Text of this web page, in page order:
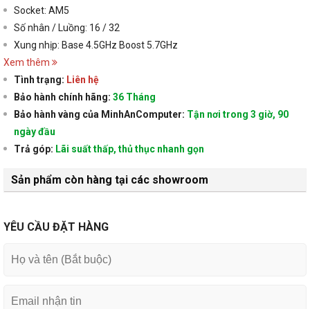
Socket: AM5
Số nhân / Luồng: 16 / 32
Xung nhịp: Base 4.5GHz Boost 5.7GHz
Xem thêm
Tình trạng: Liên hệ
Bảo hành chính hãng: 36 Tháng
Bảo hành vàng của MinhAnComputer: Tận nơi trong 3 giờ, 90
ngày đầu
Trả góp: Lãi suất thấp, thủ thục nhanh gọn
Sản phẩm còn hàng tại các showroom
YÊU CẦU ĐẶT HÀNG